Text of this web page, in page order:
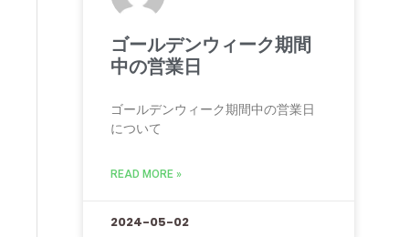
ゴールデンウィーク期間
中の営業日
ゴールデンウィーク期間中の営業日
について
READ MORE »
2024-05-02